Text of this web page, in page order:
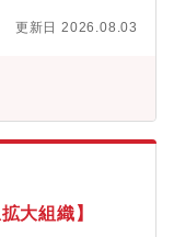
library/
ことを期待してい
年度予算の策定およ
リオ見直しの企画、
ライアンス案件のプ
れなど、特命プロジ
～）の策定に注力し
いです。■ご入社後
き、プロジェクト
戦略本部（8名）
更新日 2026.08.03
大組織】